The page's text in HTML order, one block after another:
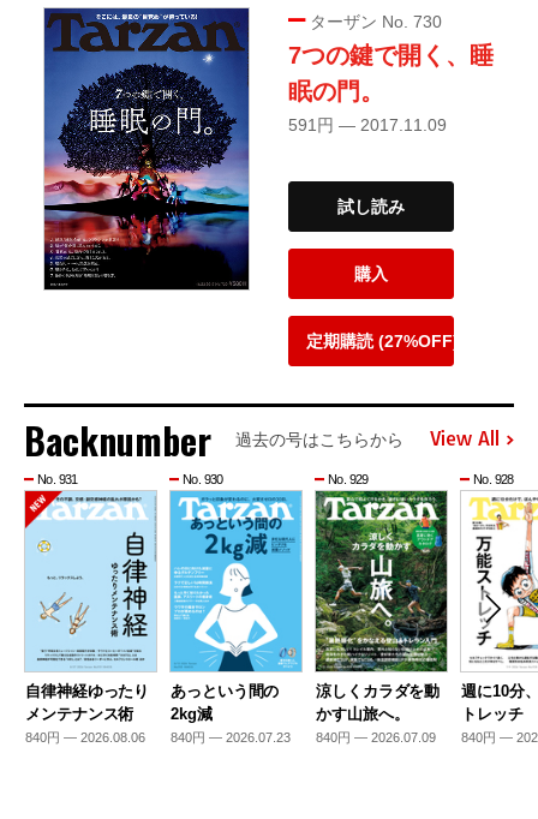
ターザン No. 730
7つの鍵で開く、睡
眠の門。
591円 — 2017.11.09
試し読み
購入
定期購読 (27%OFF)
Backnumber 過去の号はこちらから View All
No. 931
自律神経ゆったり
メンテナンス術
840円 — 2026.08.06
No. 930
あっという間の
2kg減
840円 — 2026.07.23
No. 929
涼しくカラダを動
かす山旅へ。
840円 — 2026.07.09
No. 928
週に10分
トレッチ
840円 —